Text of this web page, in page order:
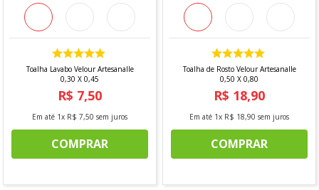
Destaques do Produto
Toalha infantil felpuda com estampa Stitch
Produto oficial licenciado Disney
100% algodão toque macio e confortável
Alta absorção e secagem eficiente
Estampa vibrante, moderna e durável
Ideal para banho, praia e piscina
Benefícios
Deixa o banho mais divertido para as crianças
Ótima opção de presente infantil
Toalha Lavabo Velour Artesanalle
0,30 X 0,45
R$ 7,50
Em até 1x R$ 7,50 sem juros
COMPRAR
Toalha de Rosto Velour Artesanalle
0,50 X 0,80
R$ 18,90
Em até 1x R$ 18,90 sem juros
COMPRAR